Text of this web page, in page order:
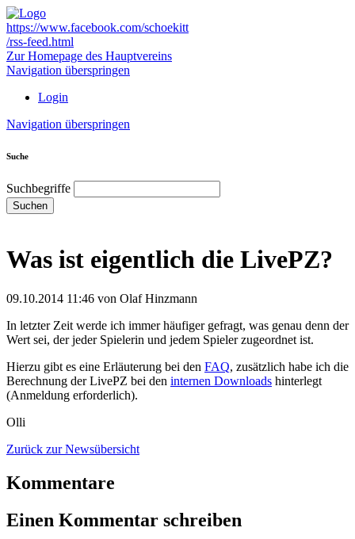
https://www.facebook.com/schoekitt
/rss-feed.html
Zur Homepage des Hauptvereins
Navigation überspringen
Login
Navigation überspringen
Suche
Suchbegriffe
Suchen
Was ist eigentlich die LivePZ?
09.10.2014 11:46 von Olaf Hinzmann
In letzter Zeit werde ich immer häufiger gefragt, was genau denn der
Wert sei, der jeder Spielerin und jedem Spieler zugeordnet ist.
Hierzu gibt es eine Erläuterung bei den FAQ, zusätzlich habe ich die
Berechnung der LivePZ bei den internen Downloads hinterlegt
(Anmeldung erforderlich).
Olli
Zurück zur Newsübersicht
Kommentare
Einen Kommentar schreiben